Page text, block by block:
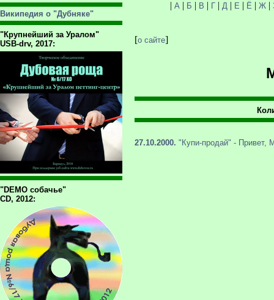
Википедия о "Дубняке"
"Крупнейший за Уралом"
USB-drv, 2017:
"DEMO собачье"
CD, 2012:
| А | Б | В | Г| Д | Е | Ё | Ж|
[о сайте]
27.10.2000. "Купи-продай" - Привет,